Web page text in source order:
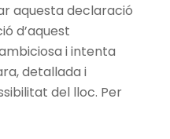
aquesta declaració
d’aquest
i intenta
detallada i
del lloc. Per